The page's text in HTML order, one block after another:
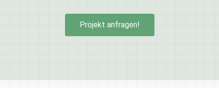
Projekt anfragen!